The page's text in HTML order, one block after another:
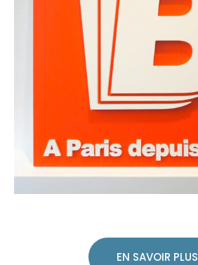
EN SAVOIR PLUS